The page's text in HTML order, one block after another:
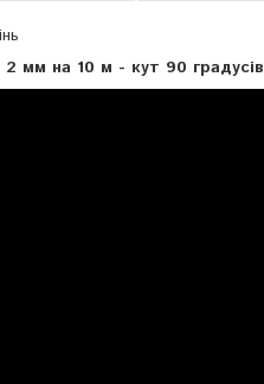
на 10 м - кут 90 градусів